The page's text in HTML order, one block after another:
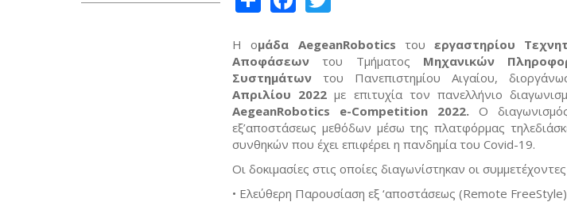
Η ομάδα AegeanRobotics του εργαστηρίου
Αποφάσεωντου Τμήματος Μηχανικών
Συστημάτων του Πανεπιστημίου Αιγαίου,
Απριλίου 2022 με επιτυχία τον πανελλήνιο
AegeanRobotics e-Competition 2022.Ο
εξ’αποστάσεως μεθόδων μέσω της πλατφόρμας
συνθηκών που έχει επιφέρει η πανδημία του Covid-19.
Οι δοκιμασίες στις οποίες διαγωνίστηκαν οι
• Ελεύθερη Παρουσίαση εξ ‘αποστάσεως (Remote FreeStyle)